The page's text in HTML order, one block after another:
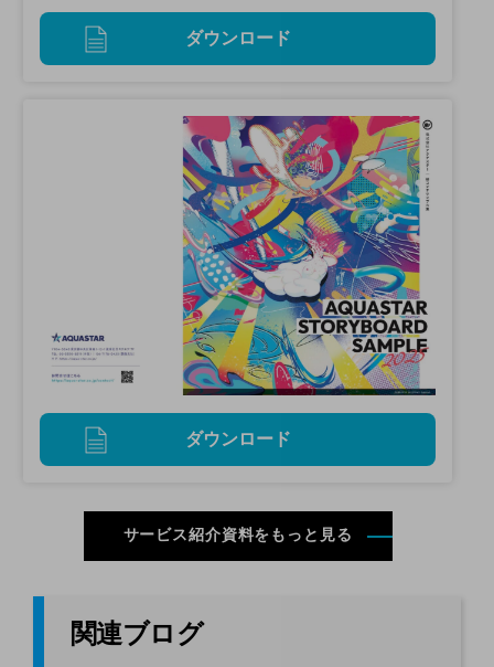
ダウンロード
ダウンロード
サービス紹介資料をもっと見る
関連ブログ